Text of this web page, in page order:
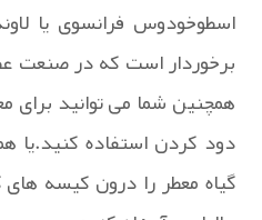
اسطوخودوس فرانسوی یا
برخوردار است که در صنعت
همچنین شما می توانید برای
دود کردن استفاده
گیاه معطر را درون کیسه